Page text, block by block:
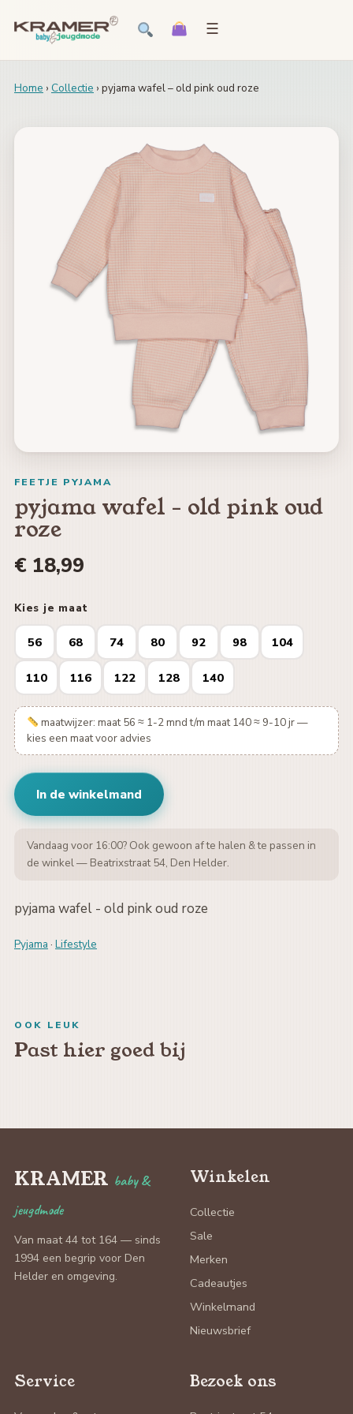
☰
Home › Collectie › pyjama wafel – old pink oud roze
FEETJE PYJAMA
pyjama wafel - old pink oud
roze
€ 18,99
Kies je maat
56 68 74 80 92 98 104
110 116 122 128 140
maatwijzer: maat 56 ≈ 1-2 mnd t/m maat 140 ≈ 9-10 jr —
kies een maat voor advies
In de winkelmand
Vandaag voor 16:00? Ook gewoon af te halen & te passen in
de winkel — Beatrixstraat 54, Den Helder.
pyjama wafel - old pink oud roze
Pyjama · Lifestyle
OOK LEUK
Past hier goed bij
KRAMER baby &
jeugdmode
Van maat 44 tot 164 — sinds
1994 een begrip voor Den
Helder en omgeving.
Winkelen
Collectie
Sale
Merken
Cadeautjes
Winkelmand
Nieuwsbrief
Service Bezoek ons